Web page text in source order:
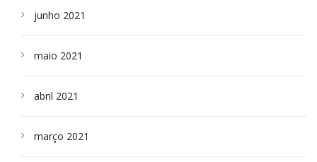
junho 2021
maio 2021
abril 2021
março 2021